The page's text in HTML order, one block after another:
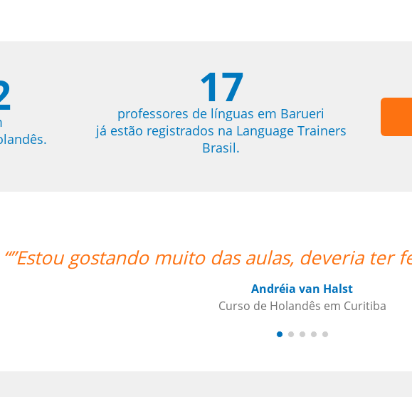
17
professores de línguas em Barueri
já estão registrados na Language Trainers
Brasil.
ter feito antes via online!!””